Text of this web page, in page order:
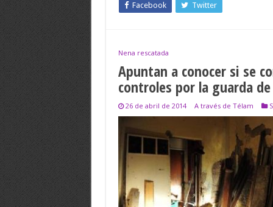
Facebook Twitter
Nena rescatada
Apuntan a conocer si se
controles por la guarda
26 de abril de 2014 A través de Télam